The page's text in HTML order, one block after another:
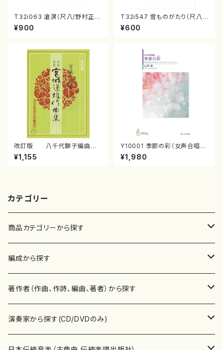
T32i063 滄溟（尺八/野村正
峰/尺八/都山式譜）都山流公刊
楽譜曲番:512
¥900
T32i547 雪ものがたり（尺八/
沢井忠夫/楽譜）都山流公刊楽譜
曲番:2256
¥600
改訂版 八千代獅子編曲
（編曲八千代獅子）(/宮城道
雄/楽譜）
¥1,155
Y10001 季節の彩（女声合唱、
ピアノ/山岸徹/楽譜）
¥1,980
カテゴリー
商品カテゴリーから探す
楽譜
書籍
書籍
テキストブック
CD・DVD
編成から探す
邦楽器
箏・琴（ソロ）
箏・琴（合奏）
合唱
混声合唱
著作者（作曲、作詩、編曲、著者）から探す
あ行
青木省三(アオキ ショウゾウ)
演奏家から探す(CD/DVDのみ)